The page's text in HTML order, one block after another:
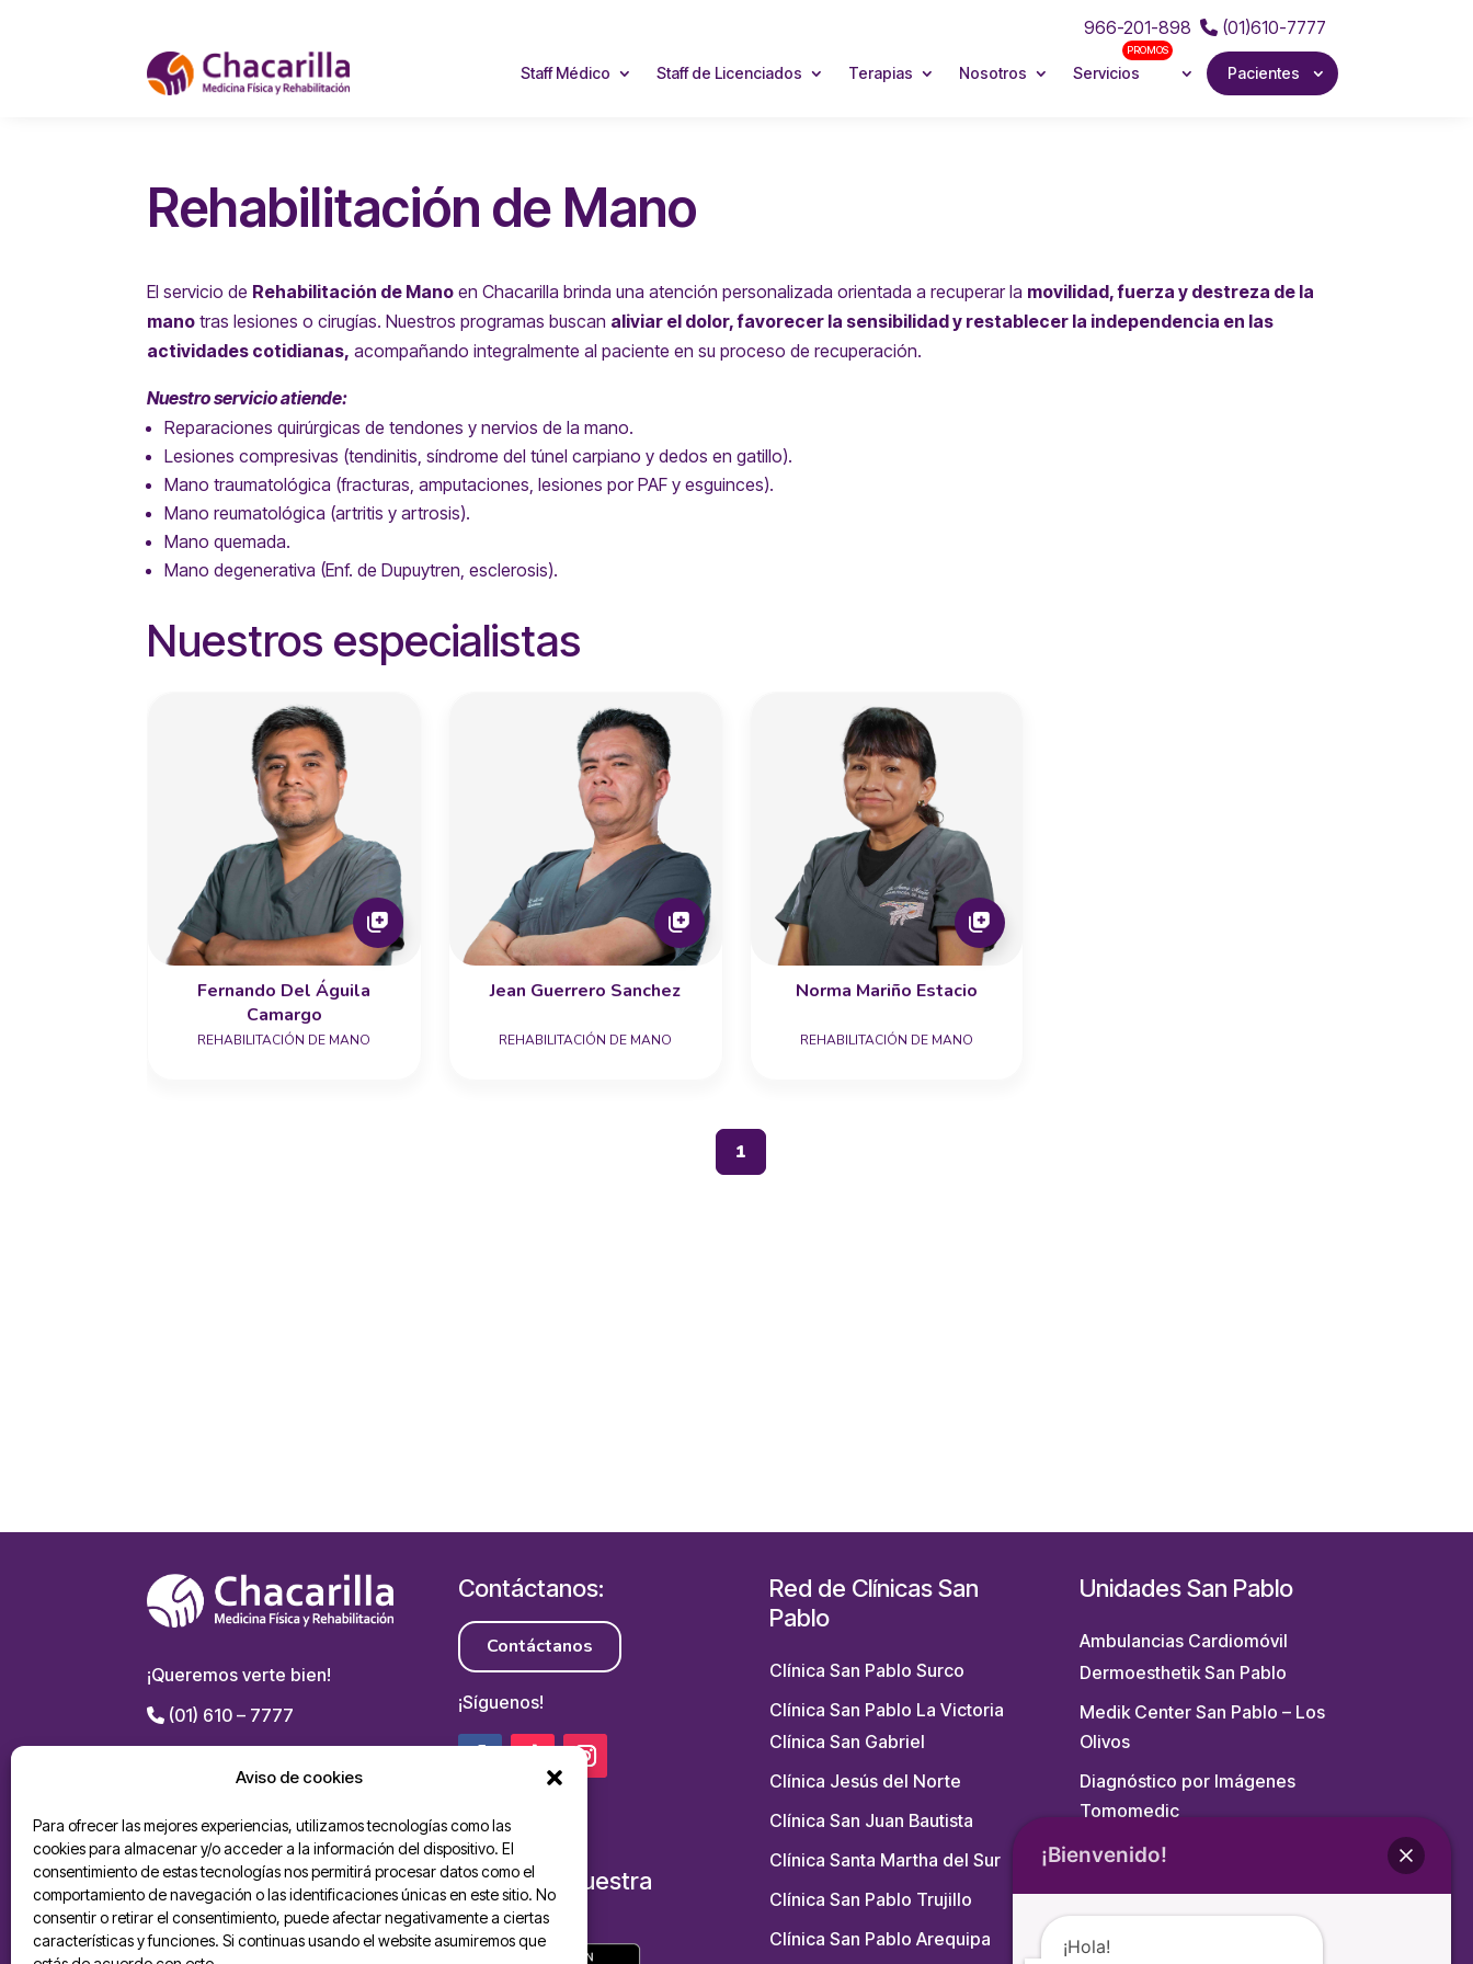
Aviso de cookies
Para ofrecer las mejores experiencias, utilizamos tecnologías como las
cookies para almacenar y/o acceder a la información del dispositivo. El
consentimiento de estas tecnologías nos permitirá procesar datos como el
comportamiento de navegación o las identificaciones únicas en este sitio. No
consentir o retirar el consentimiento, puede afectar negativamente a ciertas
características y funciones. Si continuas usando el website asumiremos que
966-201-898 (01)610-7777
Staff Médico Staff de Licenciados Terapias Nosotros Servicios
PROMOS
Pacientes
Rehabilitación de Mano
El servicio de Rehabilitación de Mano en Chacarilla brinda una atención personalizada orientada a recuperar la movilidad, fuerza y destreza de la
mano tras lesiones o cirugías. Nuestros programas buscan aliviar el dolor, favorecer la sensibilidad y restablecer la independencia en las
actividades cotidianas, acompañando integralmente al paciente en su proceso de recuperación.
Nuestro servicio atiende:
Reparaciones quirúrgicas de tendones y nervios de la mano.
Lesiones compresivas (tendinitis, síndrome del túnel carpiano y dedos en gatillo).
Mano traumatológica (fracturas, amputaciones, lesiones por PAF y esguinces).
Mano reumatológica (artritis y artrosis).
Mano quemada.
Mano degenerativa (Enf. de Dupuytren, esclerosis).
Nuestros especialistas
¡Queremos verte bien!
(01) 610 – 7777
Chacarilla del Estanque, San
Borja
Politicas de privacidad
Solicitud ARCO
Sugerencias
Contáctanos:
Contáctanos
¡Síguenos!
Descarga nuestra
APP:
Red de Clínicas San
Pablo
Clínica San Pablo Surco
Clínica San Pablo La Victoria
Clínica San Gabriel
Clínica Jesús del Norte
Clínica San Juan Bautista
Clínica Santa Martha del Sur
Clínica San Pablo Trujillo
Clínica San Pablo Arequipa
Unidades San Pablo
Ambulancias Cardiomóvil
Dermoesthetik San Pablo
Medik Center San Pablo – Los
Olivos
Diagnóstico por Imágenes
Tomomedic
Qualab
¡Bienvenido!
¡Hola!